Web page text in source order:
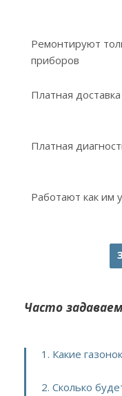
Ремонтируют
приборов
Платная доставка
Платная
Работают как им
Часто
1. Какие
2. Сколько